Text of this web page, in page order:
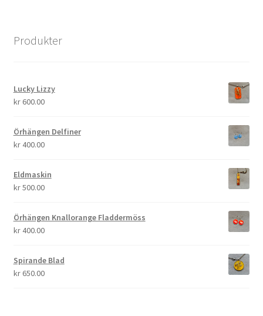
Produkter
Lucky Lizzy
kr600.00
Örhängen Delfiner
kr400.00
Eldmaskin
kr500.00
Örhängen Knallorange Fladdermöss
kr400.00
Spirande Blad
kr650.00